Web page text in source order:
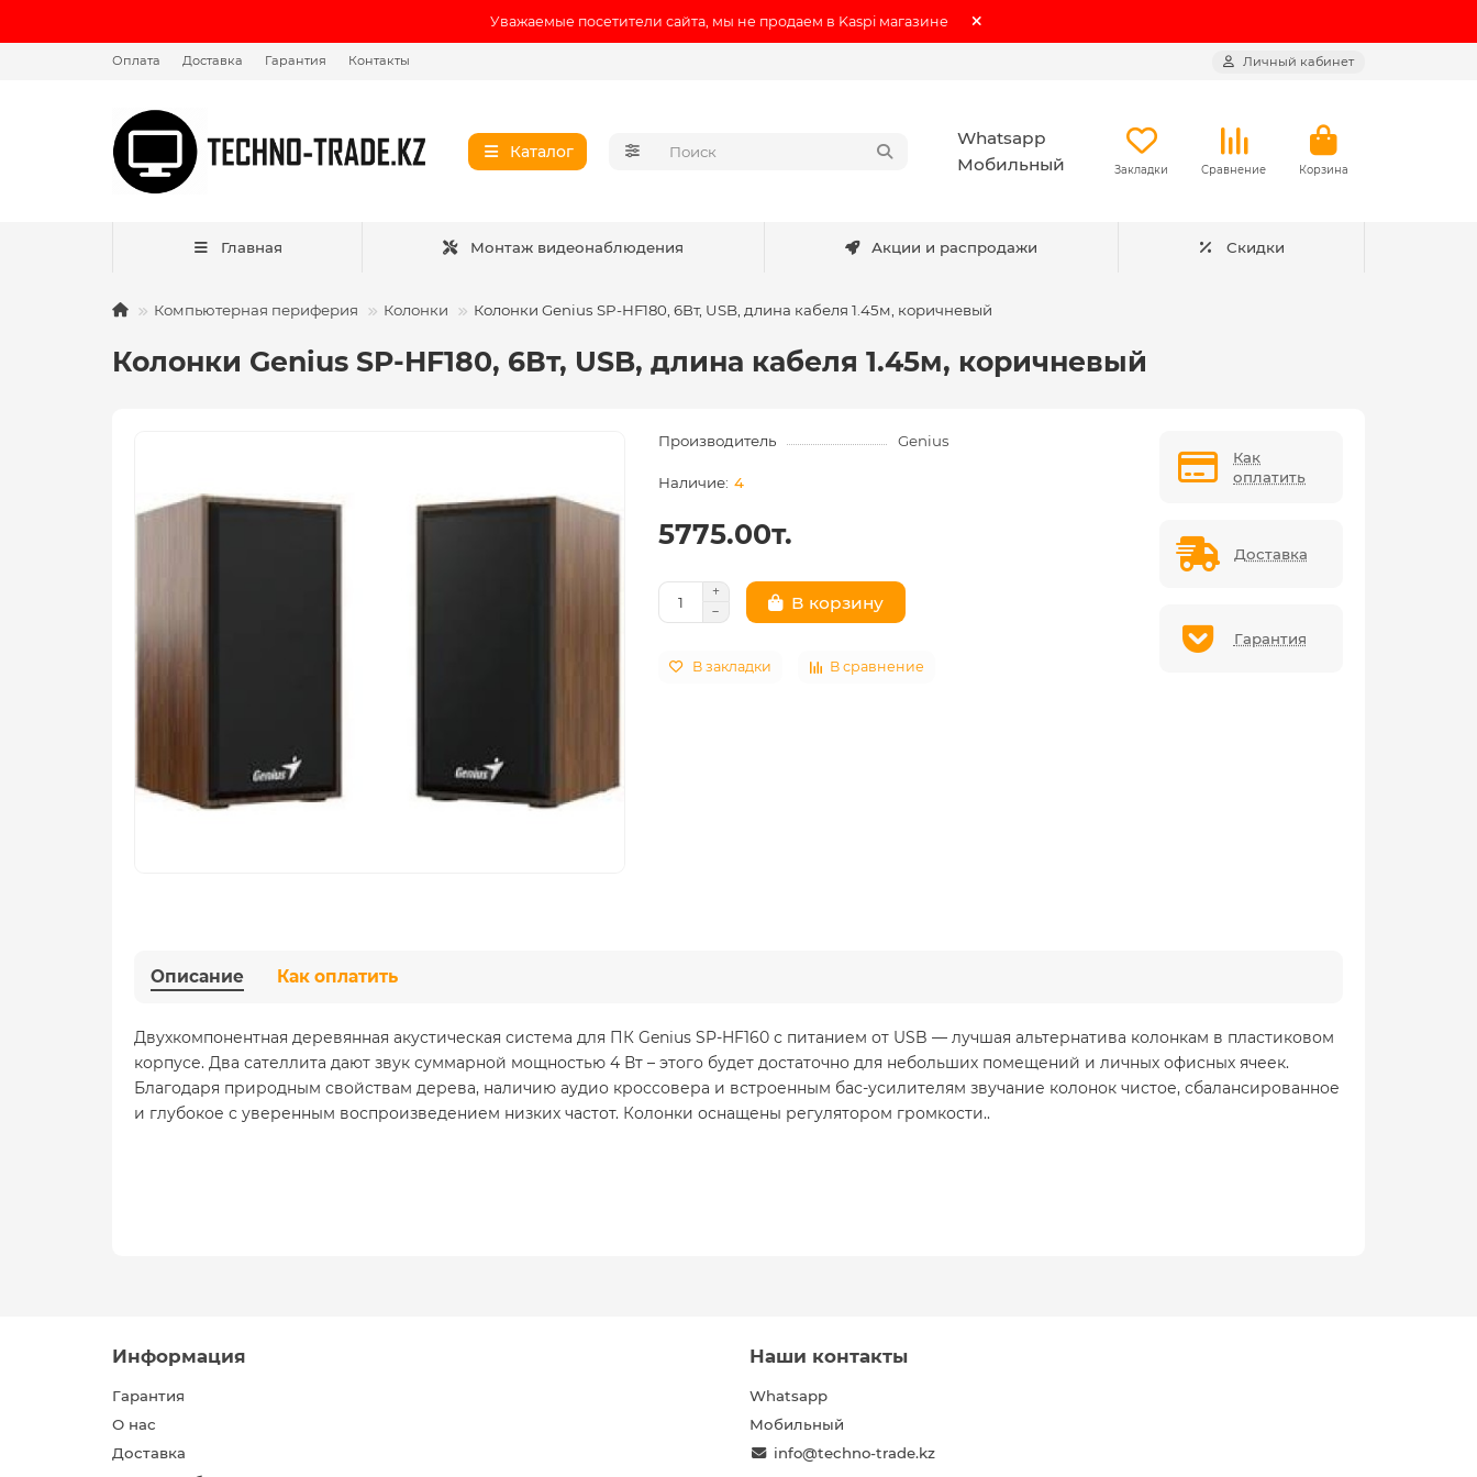
Уважаемые посетители сайта, мы не продаем в Kaspi магазине
Оплата Доставка Гарантия Контакты Личный кабинет
Каталог
Whatsapp
Мобильный
Закладки Сравнение Корзина
Главная Монтаж видеонаблюдения Акции и распродажи Скидки
Компьютерная периферия Колонки Колонки Genius SP-HF180, 6Вт, USB, длина кабеля 1.45м, коричневый
Колонки Genius SP-HF180, 6Вт, USB, длина кабеля 1.45м, коричневый
Производитель Genius
4
5775.00т.
В корзину
В закладки В сравнение
Как
оплатить
Доставка
Гарантия
Описание Как оплатить
Двухкомпонентная деревянная акустическая система для ПК Genius SP-HF160 с питанием от USB — лучшая альтернатива колонкам в пластиковом
корпусе. Два сателлита дают звук суммарной мощностью 4 Вт – этого будет достаточно для небольших помещений и личных офисных ячеек.
Благодаря природным свойствам дерева, наличию аудио кроссовера и встроенным бас-усилителям звучание колонок чистое, сбалансированное
и глубокое с уверенным воспроизведением низких частот. Колонки оснащены регулятором громкости..
Информация
Гарантия
О нас
Доставка
Наши контакты
Whatsapp
Мобильный
info@techno-trade.kz